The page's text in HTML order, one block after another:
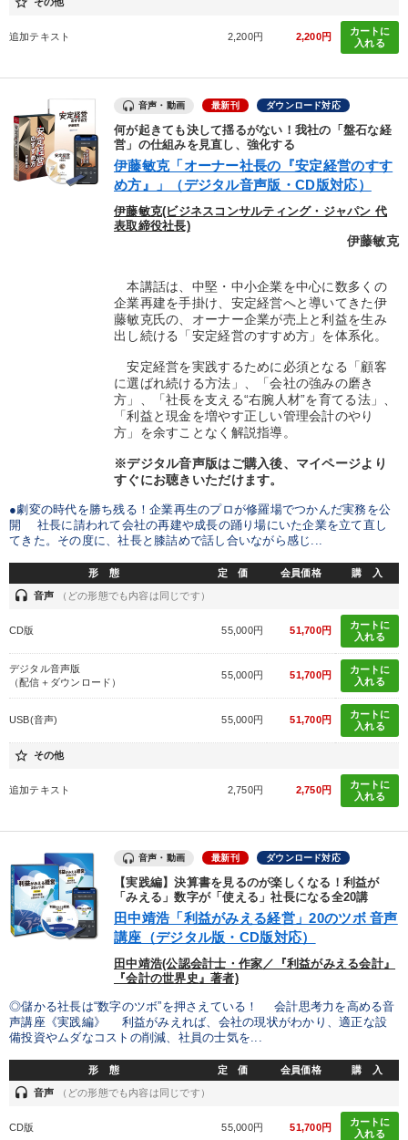
追加テキスト 2,200円 2,200円
カートに
入れる
音声・動画 最新刊 ダウンロード対応
何が起きても決して揺るがない！我社の「盤石な経
営」の仕組みを見直し、強化する
伊藤敏克「オーナー社長の『安定経営のすす
め方』」（デジタル音声版・CD版対応）
伊藤敏克(ビジネスコンサルティング・ジャパン 代
表取締役社長)
伊藤敏克
本講話は、中堅・中小企業を中心に数多くの
企業再建を手掛け、安定経営へと導いてきた伊
藤敏克氏の、オーナー企業が売上と利益を生み
出し続ける「安定経営のすすめ方」を体系化。
安定経営を実践するために必須となる「顧客
に選ばれ続ける方法」、「会社の強みの磨き
方」、「社長を支える“右腕人材”を育てる法」、
「利益と現金を増やす正しい管理会計のやり
方」を余すことなく解説指導。
※デジタル音声版はご購入後、マイページより
すぐにお聴きいただけます。
●劇変の時代を勝ち残る！企業再生のプロが修羅場でつかんだ実務を公
開 社長に請われて会社の再建や成長の踊り場にいた企業を立て直し
てきた。その度に、社長と膝詰めで話し合いながら感じ...
形 態 定 価 会員価格 購 入
headset 音声 （どの形態でも内容は同じです）
CD版 55,000円 51,700円
カートに
入れる
デジタル音声版
（配信＋ダウンロード）
55,000円 51,700円
カートに
入れる
USB(音声) 55,000円 51,700円
カートに
入れる
star_border その他
追加テキスト 2,750円 2,750円
カートに
入れる
音声・動画 最新刊 ダウンロード対応
【実践編】決算書を見るのが楽しくなる！利益が
「みえる」数字が「使える」社長になる全20講
田中靖浩「利益がみえる経営」20のツボ 音声
講座（デジタル版・CD版対応）
田中靖浩(公認会計士・作家／『利益がみえる会計』
『会計の世界史』著者)
◎儲かる社長は“数字のツボ”を押さえている！ 会計思考力を高める音
声講座《実践編》 利益がみえれば、会社の現状がわかり、適正な設
備投資やムダなコストの削減、社員の士気を...
形 態 定 価 会員価格 購 入
headset 音声 （どの形態でも内容は同じです）
CD版 55,000円 51,700円
カートに
入れる